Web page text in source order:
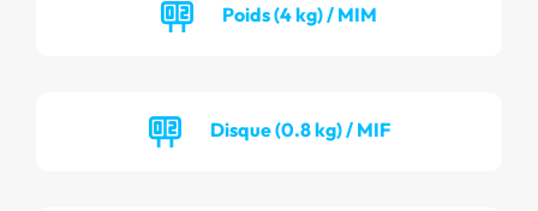
Poids (4 kg) / MIM
Disque (0.8 kg) / MIF